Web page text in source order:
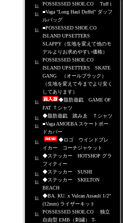
POSSESSED SHOE.CO Tuff i
■Vaga "Long Haul Duffel" ダッフ
ルバッグ
■POSSESSED SHOE.CO
ISLAND UPSETTERS
SLAPPY（生地を変えて他のモ
デルよりお求めやすい価格）
POSSESSED SHOE.CO
ISLAND UPSETTERS SKATE
GANG （オールブラック）
（生地を変えて今までより安く
してあります）
◆脂肪遊戯 GAME OF
FAT Ｔシャツ
◆脂肪遊戯 踏みゑ Ｔシャツ
■Vaga AMOEBA スケートボー
ドカバー
◆ロゴ ウインドブレ
イカー コーチジャケット
◆ステッカー HOTSHOP グラ
フィティー
◆ステッカー SUSHI
◆ステッカー SKELTON
BEACH
◆BA. KU. x Vulcan Assault 1/2"
(12mm) ライザーキット
POSSESSED SHOE.CO 独立
自由型 EMB（刺繍） T-